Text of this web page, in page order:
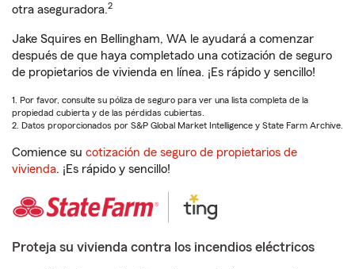
otra aseguradora.2
Jake Squires en Bellingham, WA le ayudará a comenzar
después de que haya completado una cotización de seguro
de propietarios de vivienda en línea. ¡Es rápido y sencillo!
1. Por favor, consulte su póliza de seguro para ver una lista completa de la
propiedad cubierta y de las pérdidas cubiertas.
2. Datos proporcionados por S&P Global Market Intelligence y State Farm Archive.
Comience su cotización de seguro de propietarios de
vivienda. ¡Es rápido y sencillo!
Proteja su vivienda contra los incendios eléctricos